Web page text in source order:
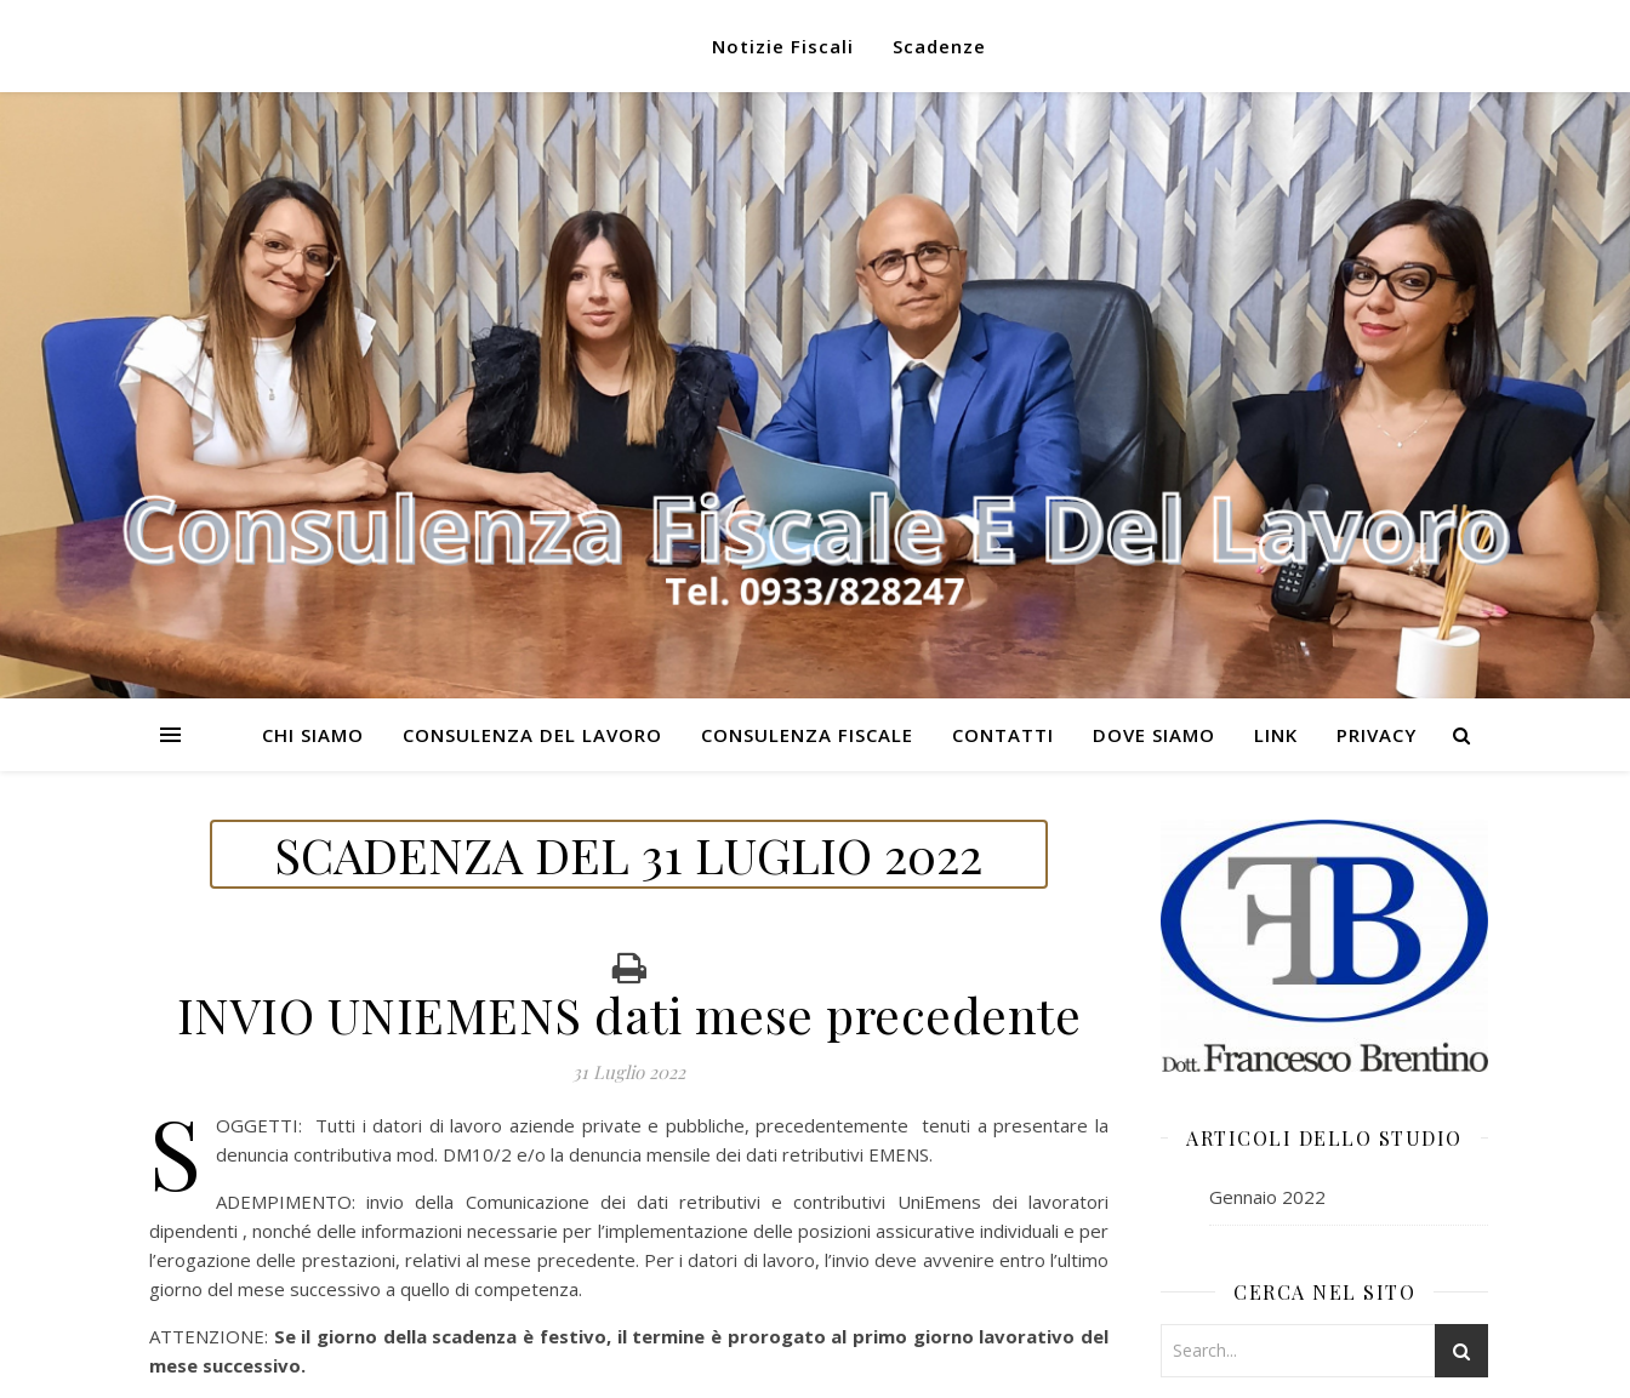
Notizie Fiscali Scadenze
CHI SIAMO CONSULENZA DEL LAVORO CONSULENZA FISCALE CONTATTI DOVE SIAMO LINK PRIVACY
SCADENZA DEL 31 LUGLIO 2022
INVIO UNIEMENS dati mese precedente
31 Luglio 2022
S
OGGETTI: Tutti i datori di lavoro aziende private e pubbliche, precedentemente tenuti a presentare la
denuncia contributiva mod. DM10/2 e/o la denuncia mensile dei dati retributivi EMENS.
ADEMPIMENTO: invio della Comunicazione dei dati retributivi e contributivi UniEmens dei lavoratori
dipendenti , nonché delle informazioni necessarie per l’implementazione delle posizioni assicurative individuali e per
l’erogazione delle prestazioni, relativi al mese precedente. Per i datori di lavoro, l’invio deve avvenire entro l’ultimo
giorno del mese successivo a quello di competenza.
ATTENZIONE: Se il giorno della scadenza è festivo, il termine è prorogato al primo giorno lavorativo del
mese successivo.
ARTICOLI DELLO STUDIO
Gennaio 2022
CERCA NEL SITO